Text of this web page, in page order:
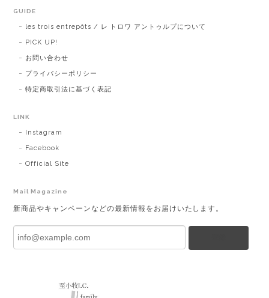
GUIDE
les trois entrepôts / レ トロワ アントゥルプについて
PICK UP!
お問い合わせ
プライバシーポリシー
特定商取引法に基づく表記
LINK
Instagram
Facebook
Official Site
Mail Magazine
新商品やキャンペーンなどの最新情報をお届けいたします。